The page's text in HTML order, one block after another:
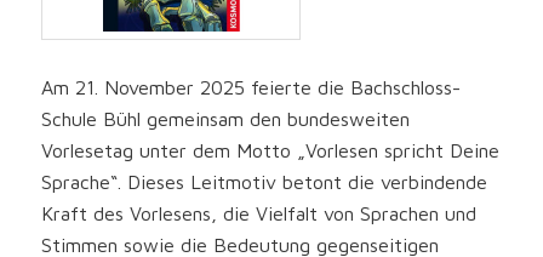
Am 21. November 2025 feierte die Bachschloss-
Schule Bühl gemeinsam den bundesweiten
Vorlesetag unter dem Motto „Vorlesen spricht Deine
Sprache“. Dieses Leitmotiv betont die verbindende
Kraft des Vorlesens, die Vielfalt von Sprachen und
Stimmen sowie die Bedeutung gegenseitigen